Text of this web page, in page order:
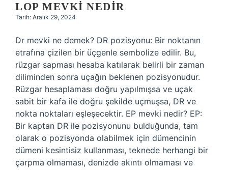
LOP MEVKI NEDIR
Tarih: Aralık 29, 2024
Dr mevki ne demek? DR pozisyonu: Bir noktanın
etrafına çizilen bir üçgenle sembolize edilir. Bu,
rüzgar sapması hesaba katılarak belirli bir zaman
diliminden sonra uçağın beklenen pozisyonudur.
Rüzgar hesaplaması doğru yapılmışsa ve uçak
sabit bir kafa ile doğru şekilde uçmuşsa, DR ve
nokta noktaları eşleşecektir. EP mevki nedir? EP:
Bir kaptan DR ile pozisyonunu bulduğunda, tam
olarak o pozisyonda olabilmek için dümencinin
dümeni kesintisiz kullanması, teknede herhangi bir
çarpma olmaması, denizde akıntı olmaması ve